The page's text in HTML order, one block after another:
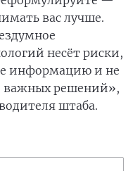
вас лучше.
несёт риски,
информацию и не
важных решений»,
штаба.